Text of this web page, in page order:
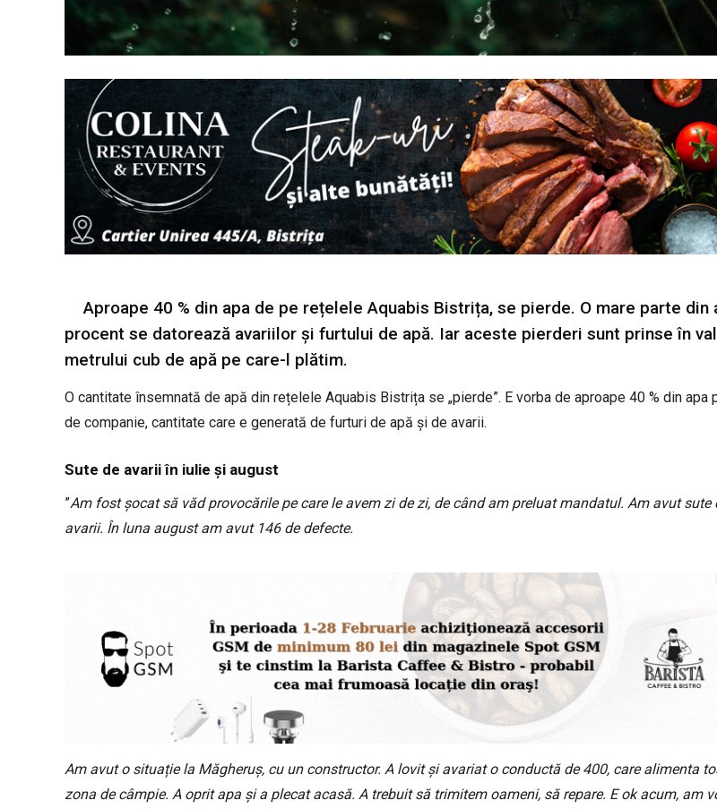
Aproape 40 % din apa de pe rețelele Aquabis Bistrița, se pierde. O mare parte din
procent se datorează avariilor și furtului de apă. Iar aceste pierderi sunt prinse în
metrului cub de apă pe care-l plătim.
O cantitate însemnată de apă din rețelele Aquabis Bistrița se „pierde”. E vorba de aproape 40 % din apa
de companie, cantitate care e generată de furturi de apă și de avarii.
Sute de avarii în iulie și august
”Am fost șocat să văd provocările pe care le avem zi de zi, de când am preluat mandatul. Am avut sute
avarii. În luna august am avut 146 de defecte.
Am avut o situație la Măgheruș, cu un constructor. A lovit și avariat o conductă de 400, care alimenta
zona de câmpie. A oprit apa și a plecat acasă. A trebuit să trimitem oameni, să repare. E ok acum, am